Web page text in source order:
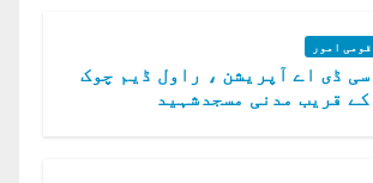
قومی امور
سی ڈی اے آپریشن ، راول ڈیم چوک
کے قریب مدنی مسجدشہید